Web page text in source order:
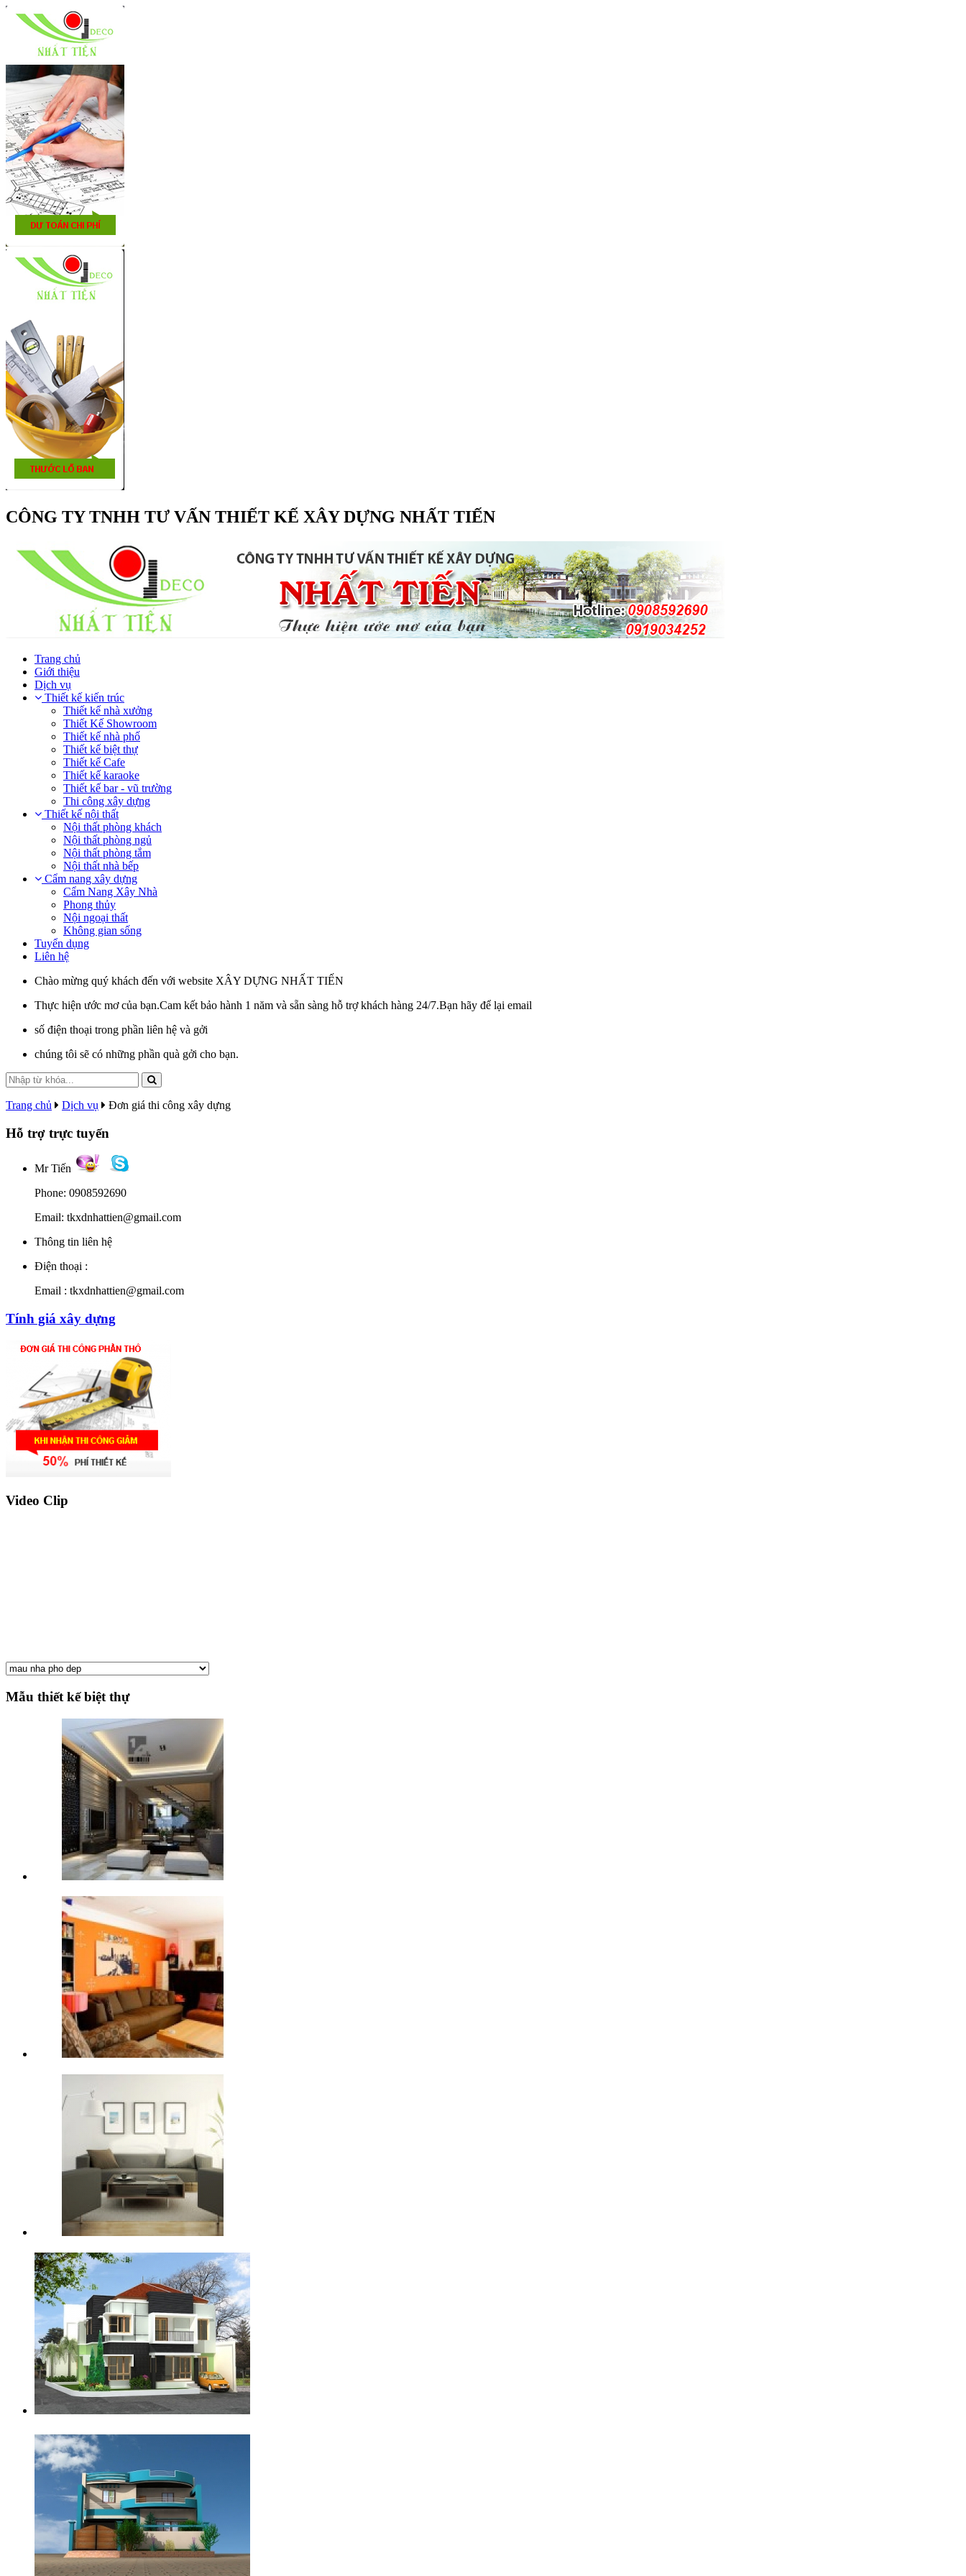
CÔNG TY TNHH TƯ VẤN THIẾT KẾ XÂY DỰNG NHẤT TIẾN
Trang chủ
Giới thiệu
Dịch vụ
Thiết kế kiến trúc
Thiết kế nhà xưởng
Thiết Kế Showroom
Thiết kế nhà phố
Thiết kế biệt thự
Thiết kế Cafe
Thiết kế karaoke
Thiết kế bar - vũ trường
Thi công xây dựng
Thiết kế nội thất
Nội thất phòng khách
Nội thất phòng ngủ
Nội thất phòng tắm
Nội thất nhà bếp
Cẩm nang xây dựng
Cẩm Nang Xây Nhà
Phong thủy
Nội ngoại thất
Không gian sống
Tuyển dụng
Liên hệ
Chào mừng quý khách đến với website XÂY DỰNG NHẤT TIẾN
Thực hiện ước mơ của bạn.Cam kết bảo hành 1 năm và sẵn sàng hỗ trợ khách hàng 24/7.Bạn hãy để lại email
số điện thoại trong phần liên hệ và gởi
chúng tôi sẽ có những phần quà gởi cho bạn.
Trang chủ Dịch vụ Đơn giá thi công xây dựng
Hỗ trợ trực tuyến
Mr Tiến
Phone: 0908592690
Email: tkxdnhattien@gmail.com
Thông tin liên hệ
Điện thoại :
Email : tkxdnhattien@gmail.com
Tính giá xây dựng
Video Clip
Mẫu thiết kế biệt thự